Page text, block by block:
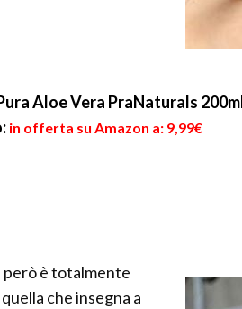
Aloe Vera PraNaturals
in offerta su Amazon a: 9,99€
però è totalmente
che insegna a